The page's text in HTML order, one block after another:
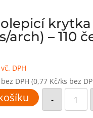
arch) – 110
vč. DPH
bez DPH (0,77 Kč/ks bez
- krytka
20mm
(28ks/